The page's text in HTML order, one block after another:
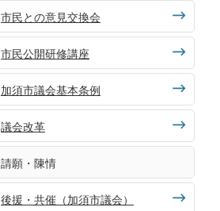
市民との意見交換会
市民公開研修講座
加須市議会基本条例
議会改革
請願・陳情
後援・共催（加須市議会）